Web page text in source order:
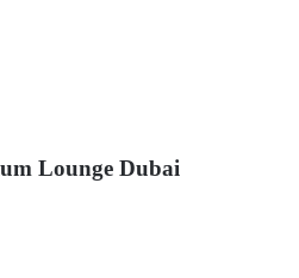
Lounge Dubai